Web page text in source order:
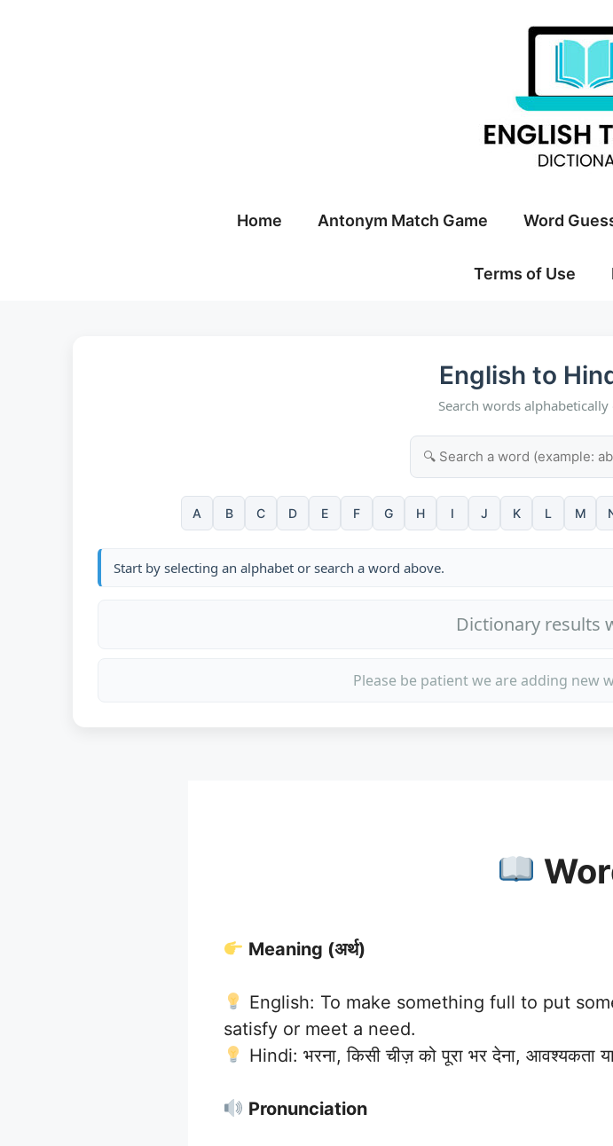
Home Antonym Match Game Word
Terms of Use
English to
Search words
A B C D E F G H I J K L M
Start by selecting an alphabet or search a word above.
Dictionary results
Please be patient we are adding new
Meaning (अर्थ)
English: To make something full to put
satisfy or meet a need.
Hindi: भरना, किसी चीज़ को पूरा भर देना, आवश्यकता
Pronunciation